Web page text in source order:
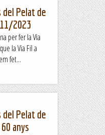
del Pelat de
2023
per fer la Via
la Via Fil a
fet...
del Pelat de
anys